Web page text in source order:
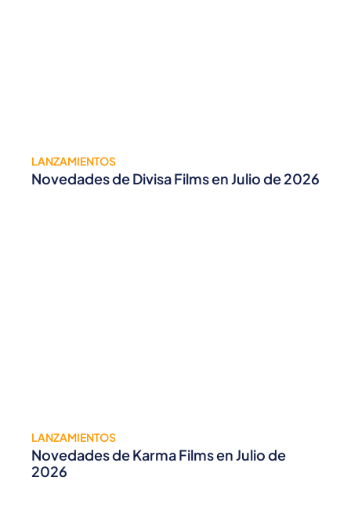
LANZAMIENTOS
Novedades de Divisa Films en Julio de 2026
LANZAMIENTOS
Novedades de Karma Films en Julio de
2026